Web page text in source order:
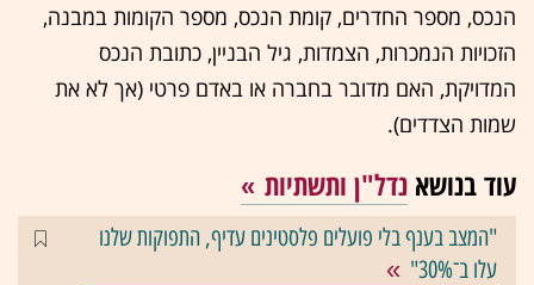
הנכס, מספר החדרים, קומת הנכס, מספר הקומות במבנה,
הזכויות הנמכרות, הצמדות, גיל הבניין, כתובת הנכס
המדויקת, האם מדובר בחברה או באדם פרטי (אך לא את
שמות הצדדים).
עוד בנושא נדל"ן ותשתיות
"המצב בענף בלי פועלים פלסטינים עדיף, התפוקות שלנו
עלו ב־30%"